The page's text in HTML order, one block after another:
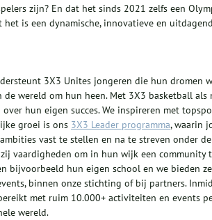
zijn? En dat het sinds 2021 zelfs een
is een dynamische, innovatieve en
3X3 Unites jongeren die hun dromen
wereld om hun heen. Met 3X3 basketball
hun eigen succes. We inspireren met
groei is ons 3X3 Leader programma, waarin
vast te stellen en na te streven onder
vaardigheden om in hun wijk een community
hun eigen school en we bieden
binnen onze stichting of bij partners.
met ruim 10.000+ activiteiten en events
wereld.